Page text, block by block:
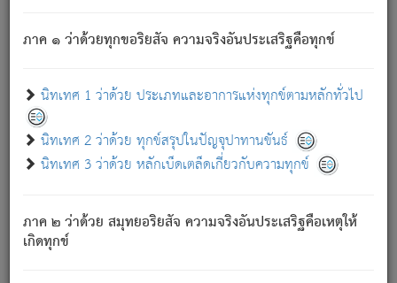
ภาค ๑ ว่าด้วยทุกขอริยสัจ ความจริงอันประเสริฐคือทุกข์
นิทเทศ 1 ว่าด้วย ประเภทและอาการแห่งทุกข์ตามหลักทั่วไป
นิทเทศ 2 ว่าด้วย ทุกข์สรุปในปัญจุปาทานขันธ์
นิทเทศ 3 ว่าด้วย หลักเบ็ดเตล็ดเกี่ยวกับความทุกข์
ภาค ๒ ว่าด้วย สมุทยอริยสัจ ความจริงอันประเสริฐคือเหตุให้
เกิดทุกข์
ภพ ว่ามีได้เพราะวิภพ[2]: เรากล่าวว่า สมณะหรือพราหมณ์ทั้ง
ปวงนั้น ก็ยังสลัดภพออกไปไม่ได้.
ก็ทุกข์นี้มีขึ้น เพราะอาศัยซึ่งอุปธิทั้งปวง.
เพราะความสิ้นไปแห่งอุปาทานทั้งปวง ความเกิดขึ้นแห่ง
ทุกข์จึงไม่มี.
ท่านจงดูโลกนี้เถิด (จะเห็นว่า) สัตว์ทั้งหลายอันอวิชาหนา
แน่นบังหนาแล้ว; และว่า สัตว์ผู้ยินดีในภพอันเป็นแล้วนั้น ย่อม
อันเป็นไปในที่หรือเวลาทั้งปวง[3]เพื่อความมีแห่งประโยชน์โดย
ประการทั้งปวง; ภพทั้งหลายทั้งหมดนั้น ไม่เที่ยง เป็นทุกข์ มี
ความแปรปรวนเป็นธรรมดา.